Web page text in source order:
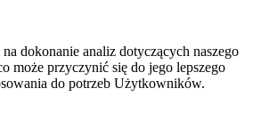
dokonanie analiz dotyczących naszego
może przyczynić się do jego lepszego
do potrzeb Użytkowników.